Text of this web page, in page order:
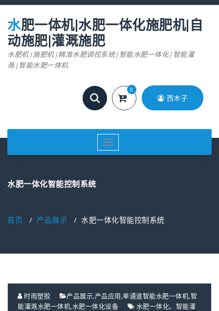
跳
水肥一体机|水肥一体化施肥机|自
动施肥|灌溉施肥
水肥机|施肥机|精准水肥调控系统|智能水肥一体化|智能灌
溉|智能水肥一体机
0
西木子
切
换
水肥一体化智能控制系统
首页 / 产品展示 / 水肥一体化智能控制系统
时雨塑胶 产品展示,产品应用,单通道智能水肥一体机,智
能灌溉水肥一体机,水肥一体化设备
水肥一体化、智能灌